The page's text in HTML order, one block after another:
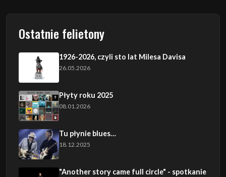
Ostatnie felietony
1926-2026, czyli sto lat Milesa Davisa
26.05.2026
Płyty roku 2025
08.01.2026
Tu płynie blues…
18.12.2025
"Another story came full circle" - spotkanie